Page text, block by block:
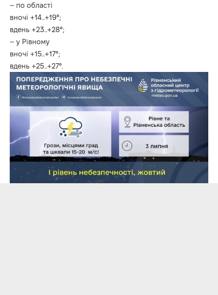
– по області
вночі +14..+19°;
вдень +23..+28°;
– у Рівному
вночі +15..+17°;
вдень +25..+27°.